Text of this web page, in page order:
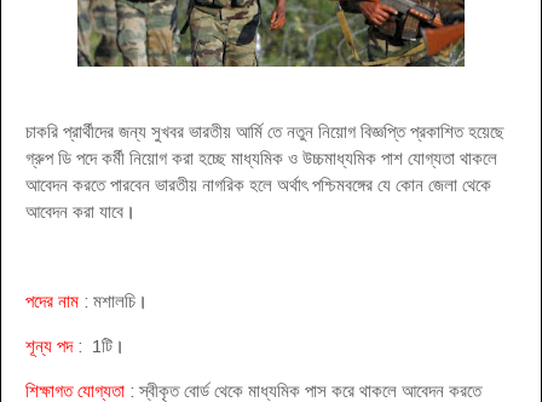
চাকরি প্রার্থীদের জন্য সুখবর ভারতীয় আর্মি তে নতুন নিয়োগ বিজ্ঞপ্তি প্রকাশিত হয়েছে
গ্রুপ ডি পদে কর্মী নিয়োগ করা হচ্ছে মাধ্যমিক ও উচ্চমাধ্যমিক পাশ যোগ্যতা থাকলে
আবেদন করতে পারবেন ভারতীয় নাগরিক হলে অর্থাৎ পশ্চিমবঙ্গের যে কোন জেলা থেকে
আবেদন করা যাবে ।
পদের নাম : মশালচি ।
শূন্য পদ: 1টি ।
শিক্ষাগত যোগ্যতা : স্বীকৃত বোর্ড থেকে মাধ্যমিক পাস করে থাকলে আবেদন করতে